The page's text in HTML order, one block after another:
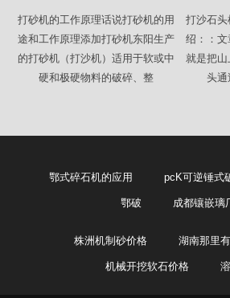
打砂机的工作原理话说打砂机的用
途和工作原理添加打砂机东阳生产
的打砂机（打沙机）适用于软或中
硬和极硬物料的破碎、整
打沙石
绍：：
就是把
头通
鄂式碎石机的应用 pcK可逆锤式
鄂破 成都镶嵌璃
株洲机制砂价格 湖南那里
机械开挖软石价格